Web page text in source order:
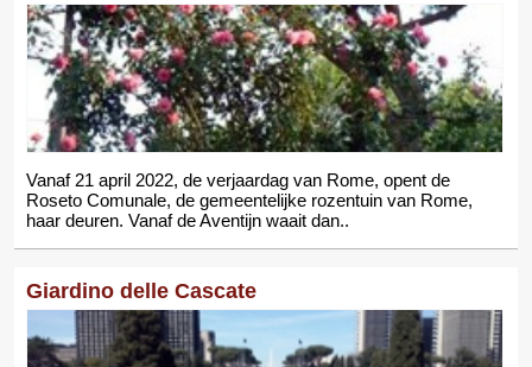
Vanaf 21 april 2022, de verjaardag van Rome, opent de
Roseto Comunale, de gemeentelijke rozentuin van Rome,
haar deuren. Vanaf de Aventijn waait dan..
Giardino delle Cascate